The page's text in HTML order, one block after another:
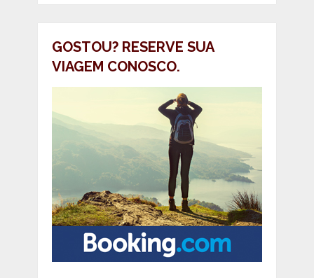
GOSTOU? RESERVE SUA
VIAGEM CONOSCO.